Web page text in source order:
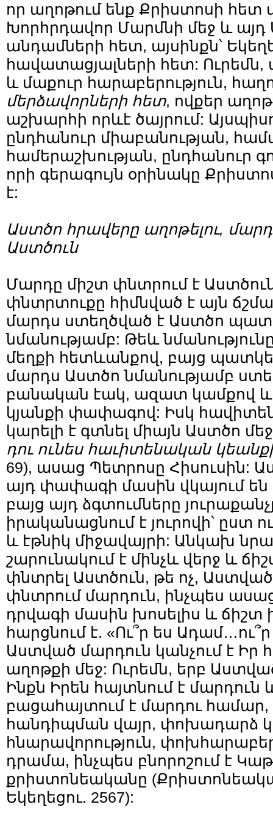
որ աղոթում ենք Քրիստոսի հետ
Խորհրդավոր Մարմնի մեջ և այդ
անդամների հետ, այսինքն՝
հավատացյալների հետ: Ուրեմն,
և մաքուր հարաբերություն,
մերձավորների հետ, ովքեր
աշխարհի որևէ ծայրում:
ընդհանուր միաբանության,
համերաշխության, ընդհանուր
որի գերագույն օրինակը
է:
Աստծո հրավերը աղոթելու,
Աստծուն
Մարդը միշտ փնտրում է
փնտրտուքը հիմնված է այն
մարդս ստեղծված է Աստծո
նմանությամբ: Թեև
մեղքի հետևանքով, բայց
մարդս Աստծո նմանությամբ
բանական էակ, ազատ կամքով
կյանքի փափագով: Իսկ
կարելի է գտնել միայն Աստծո
դու ունես հաւիտենական
69), ասաց Պետրոսը Հիսուսին:
այդ փափագի մասին վկայում են
բայց այդ ձգտումները
իրականացնում է յուրովի՝ ըստ
և էթնիկ միջավայրի: Անկախ
շարունակում է մինչև վերջ և
փնտրել Աստծուն, թե ոչ, Աստված
փնտրում մարդուն, ինչպես
դրվագի մասին խոսելիս և ճիշտ
հարցնում է. «Ու՞ր ես
Աստված մարդուն կանչում է Իր
աղոթքի մեջ: Ուրեմն, երբ
Ինքն Իրեն հայտնում է մարդուն
բացահայտում է մարդու համար,
հանդիպման վայր, փոխադարձ
հնարավորություն,
դրամա, ինչպես բնորոշում է
քրիստոնեականը
Եկեղեցու. 2567):